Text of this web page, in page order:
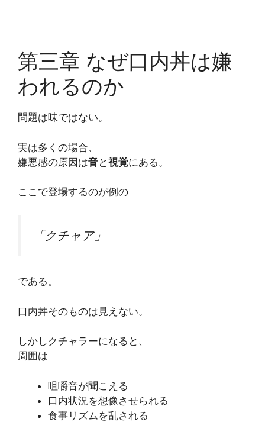
第三章 なぜ口内丼は嫌
われるのか
問題は味ではない。
実は多くの場合、
嫌悪感の原因は音と視覚にある。
ここで登場するのが例の
「クチャア」
である。
口内丼そのものは見えない。
しかしクチャラーになると、
周囲は
咀嚼音が聞こえる
口内状況を想像させられる
食事リズムを乱される